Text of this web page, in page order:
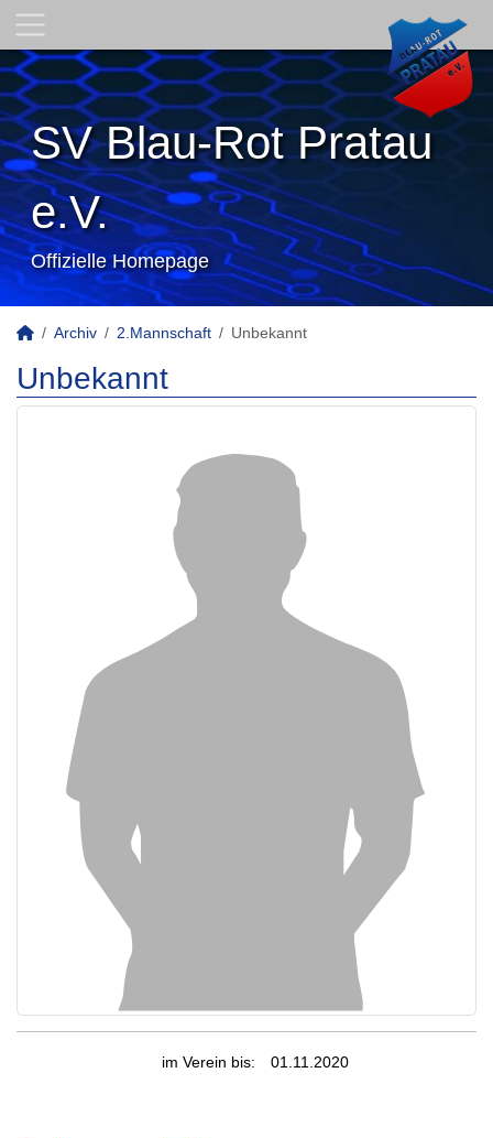
SV Blau-Rot Pratau
e.V.
Offizielle Homepage
Archiv 2.Mannschaft Unbekannt
Unbekannt
im Verein bis: 01.11.2020